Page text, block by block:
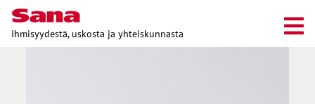
Ihmisyydestä, uskosta ja yhteiskunnasta